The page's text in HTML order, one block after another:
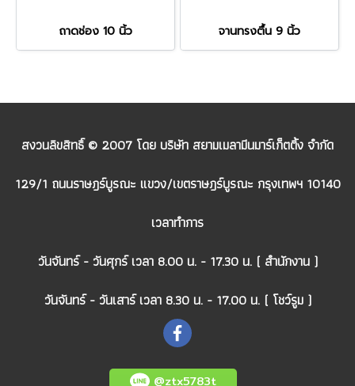
ถาดช่อง 10 นิ้ว จานทรงตื้น 9 นิ้ว
สงวนลิขสิทธิ์ © 2007 โดย บริษัท สยามเมลามีนมาร์เก็ตติ้ง จำกัด
129/1 ถนนราษฎร์บูรณะ แขวง/เขตราษฎร์บูรณะ กรุงเทพฯ 10140
เวลาทำการ
วันจันทร์ - วันศุกร์ เวลา 8.00 น. - 17.30 น. ( สำนักงาน )
วันจันทร์ - วันเสาร์ เวลา 8.30 น. - 17.00 น. ( โชว์รูม )
@ztx5783t